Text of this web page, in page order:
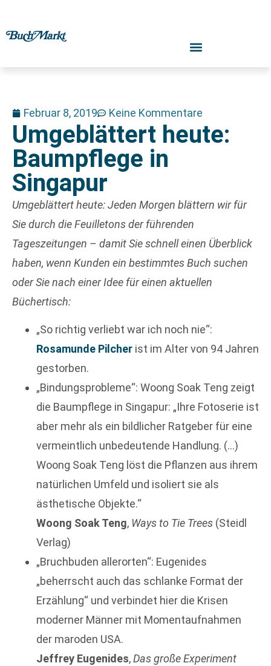
Februar 8, 2019 Keine Kommentare
Umgeblättert heute:
Baumpflege in
Singapur
Umgeblättert heute: Jeden Morgen blättern wir für
Sie durch die Feuilletons der führenden
Tageszeitungen – damit Sie schnell einen Überblick
haben, wenn Kunden ein bestimmtes Buch suchen
oder Sie nach einer Idee für einen aktuellen
Büchertisch:
„So richtig verliebt war ich noch nie“:
Rosamunde Pilcher ist im Alter von 94 Jahren
gestorben.
„Bindungsprobleme“: Woong Soak Teng zeigt
die Baumpflege in Singapur: „Ihre Fotoserie ist
aber mehr als ein bildlicher Ratgeber für eine
vermeintlich unbedeutende Handlung. (…)
Woong Soak Teng löst die Pflanzen aus ihrem
natürlichen Umfeld und isoliert sie als
ästhetische Objekte.“
Woong Soak Teng, Ways to Tie Trees (Steidl
Verlag)
„Bruchbuden allerorten“: Eugenides
„beherrscht auch das schlanke Format der
Erzählung“ und verbindet hier die Krisen
moderner Männer mit Momentaufnahmen
der maroden USA.
Jeffrey Eugenides,Das große Experiment